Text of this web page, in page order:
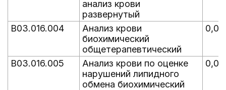
анализ крови
развернутый
B03.016.004
Анализ крови
биохимический
общетерапевтический
B03.016.005
Анализ крови по оценке
нарушений липидного
обмена биохимический